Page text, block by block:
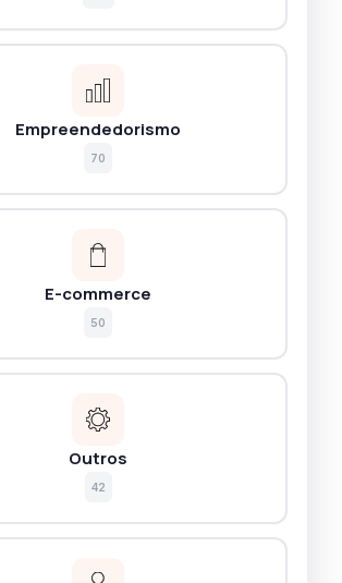
Empreendedorismo
70
E-commerce
50
Outros
42